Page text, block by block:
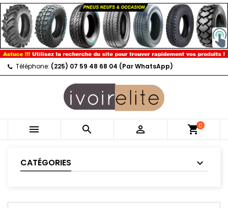
Téléphone: (225) 07 59 48 68 04 (Par WhatsApp)
   shopping_cart0
CATÉGORIES